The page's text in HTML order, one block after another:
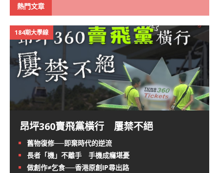
熱門文章
184期大學線
昂坪360賣飛黨橫行 屢禁不絕
舊物復修──即棄時代的逆流
長者「機」不離手 手機成癮堪憂
做創作≠乞食──香港原創IP尋出路